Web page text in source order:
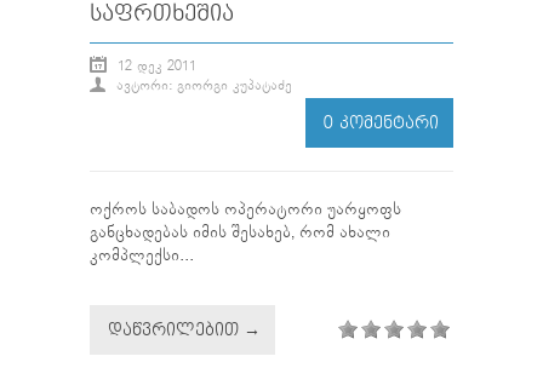
ᲡᲐᲤᲠᲗᲮᲔᲨᲘᲐ
12 ᲓᲔᲙ 2011
ᲐᲕᲢᲝᲠᲘ: ᲒᲘᲝᲠᲒᲘ ᲙᲣᲞᲐᲢᲐᲫᲔ
0 ᲙᲝᲛᲔᲜᲢᲐᲠᲘ
ოქროს საბადოს ოპერატორი უარყოფს
განცხადებას იმის შესახებ, რომ ახალი
კომპლექსი...
ᲓᲐᲬᲕᲠᲘᲚᲔᲑᲘᲗ →